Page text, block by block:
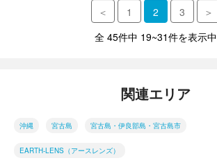
＜ 1 2 3
＞
全 45件中 19~31件を表示中
関連エリア
沖縄 宮古島 宮古島・伊良部島・宮古島市
EARTH-LENS（アースレンズ）